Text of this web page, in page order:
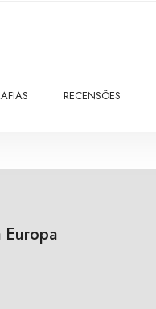
RECENSÕES
Europa